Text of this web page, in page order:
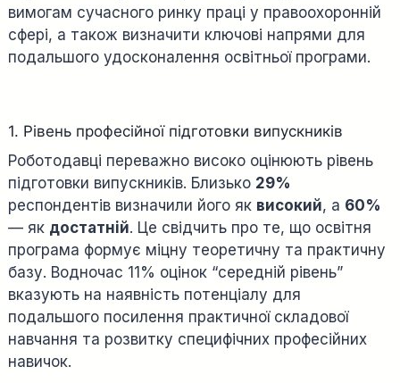
вимогам сучасного ринку праці у правоохоронній
сфері, а також визначити ключові напрями для
подальшого удосконалення освітньої програми.
1. Рівень професійної підготовки випускників
Роботодавці переважно високо оцінюють рівень
підготовки випускників. Близько 29%
респондентів визначили його як високий, а 60%
— як достатній. Це свідчить про те, що освітня
програма формує міцну теоретичну та практичну
базу. Водночас 11% оцінок “середній рівень”
вказують на наявність потенціалу для
подальшого посилення практичної складової
навчання та розвитку специфічних професійних
навичок.